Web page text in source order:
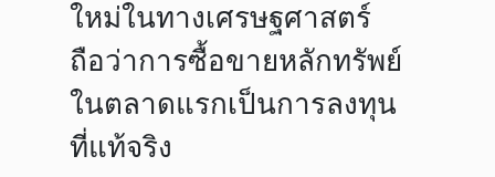
ใหม่ในทางเศรษฐศาสตร์
ถือว่าการซื้อขายหลักทรัพย์
ในตลาดแรกเป็นการลงทุน
ที่แท้จริง